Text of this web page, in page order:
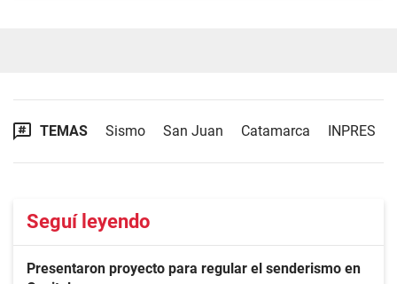
TEMAS Sismo San Juan Catamarca INPRES
Seguí leyendo
Presentaron proyecto para regular el senderismo en